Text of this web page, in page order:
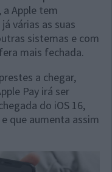
a Apple tem
várias as suas
sistemas e com
mais fechada.
a chegar,
Pay irá ser
do iOS 16,
que aumenta assim